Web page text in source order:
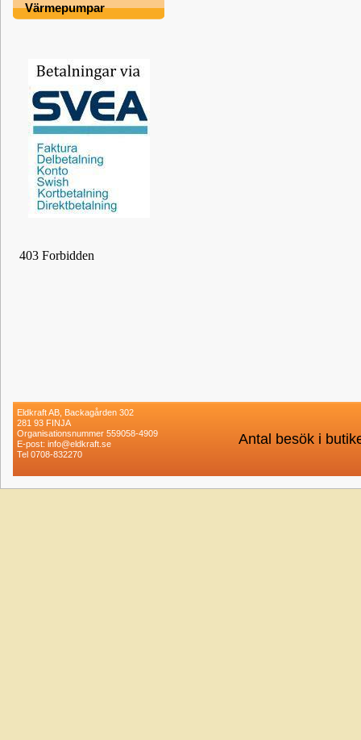
Värmepumpar
Eldkraft AB, Backagården 302
281 93 FINJA
Organisationsnummer 559058-4909
E-post: info@eldkraft.se
Tel 0708-832270
Antal besök i